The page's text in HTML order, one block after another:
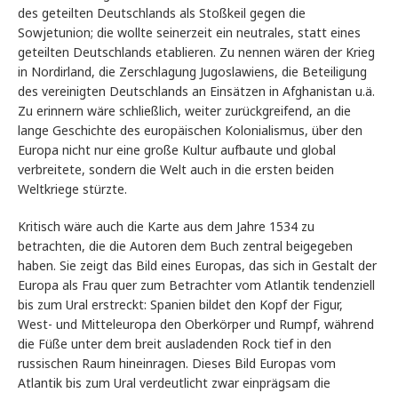
des geteilten Deutschlands als Stoßkeil gegen die
Sowjetunion; die wollte seinerzeit ein neutrales, statt eines
geteilten Deutschlands etablieren. Zu nennen wären der Krieg
in Nordirland, die Zerschlagung Jugoslawiens, die Beteiligung
des vereinigten Deutschlands an Einsätzen in Afghanistan u.ä.
Zu erinnern wäre schließlich, weiter zurückgreifend, an die
lange Geschichte des europäischen Kolonialismus, über den
Europa nicht nur eine große Kultur aufbaute und global
verbreitete, sondern die Welt auch in die ersten beiden
Weltkriege stürzte.
Kritisch wäre auch die Karte aus dem Jahre 1534 zu
betrachten, die die Autoren dem Buch zentral beigegeben
haben. Sie zeigt das Bild eines Europas, das sich in Gestalt der
Europa als Frau quer zum Betrachter vom Atlantik tendenziell
bis zum Ural erstreckt: Spanien bildet den Kopf der Figur,
West- und Mitteleuropa den Oberkörper und Rumpf, während
die Füße unter dem breit ausladenden Rock tief in den
russischen Raum hineinragen. Dieses Bild Europas vom
Atlantik bis zum Ural verdeutlicht zwar einprägsam die